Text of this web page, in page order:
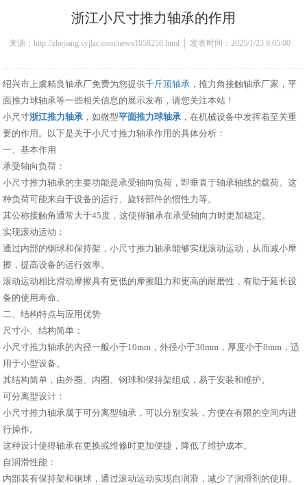
浙江小尺寸推力轴承的作用
来源：http://zhejiang.syjlzc.com/news1058258.html │ 发表时间：2025/1/23 9:05:00
绍兴市上虞精良轴承厂免费为您提供千斤顶轴承 ，推力角接触轴承厂家，平
面推力球轴承等一些相关信息的展示发布，请您关注本站！
小尺寸浙江推力轴承 ，如微型平面推力球轴承 ，在机械设备中发挥着至关重
要的作用。以下是关于小尺寸推力轴承作用的具体分析：
一、基本作用
承受轴向负荷：
小尺寸推力轴承的主要功能是承受轴向负荷，即垂直于轴承轴线的载荷。这
种负荷可能来自于设备的运行、旋转部件的惯性力等。
其公称接触角通常大于45度，这使得轴承在承受轴向力时更加稳定。
实现滚动运动：
通过内部的钢球和保持架，小尺寸推力轴承能够实现滚动运动，从而减小摩
擦，提高设备的运行效率。
滚动运动相比滑动摩擦具有更低的摩擦阻力和更高的耐磨性，有助于延长设
备的使用寿命。
二、结构特点与应用优势
尺寸小、结构简单：
小尺寸推力轴承的内径一般小于10mm，外径小于30mm，厚度小于8mm，适
用于小型设备。
其结构简单，由外圈、内圈、钢球和保持架组成，易于安装和维护。
可分离型设计：
小尺寸推力轴承属于可分离型轴承，可以分别安装，方便在有限的空间内进
行操作。
这种设计使得轴承在更换或维修时更加便捷，降低了维护成本。
自润滑性能：
内部装有保持架和钢球，通过滚动运动实现自润滑，减少了润滑剂的使用。